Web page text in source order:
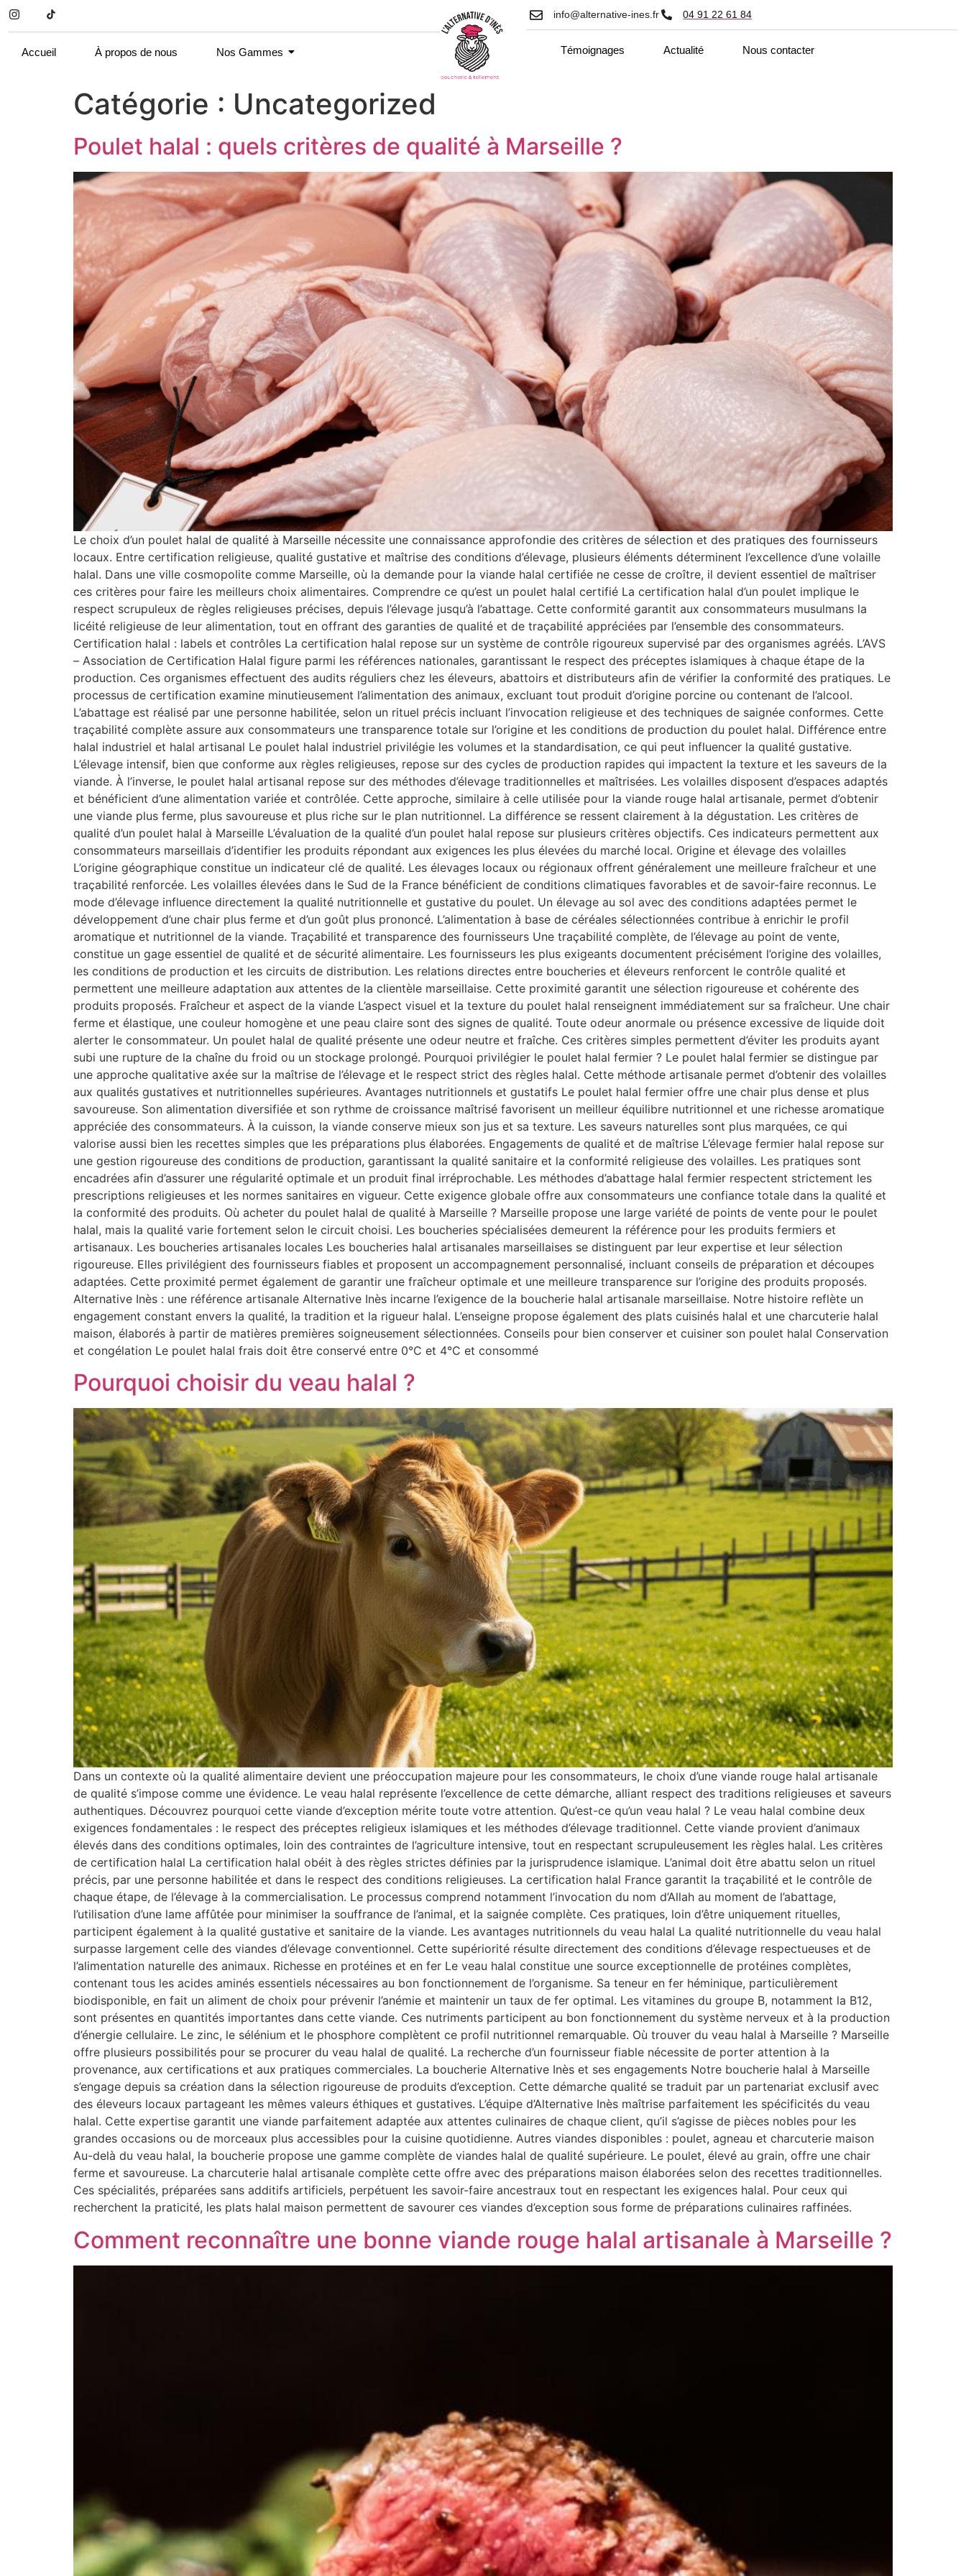
Accueil À propos de nous Nos Gammes
info@alternative-ines.fr 04 91 22 61 84
Témoignages Actualité Nous contacter
Catégorie : Uncategorized
Poulet halal : quels critères de qualité à Marseille ?
Le choix d’un poulet halal de qualité à Marseille nécessite une connaissance approfondie des critères de sélection et des pratiques des fournisseurs
locaux. Entre certification religieuse, qualité gustative et maîtrise des conditions d’élevage, plusieurs éléments déterminent l’excellence d’une volaille
halal. Dans une ville cosmopolite comme Marseille, où la demande pour la viande halal certifiée ne cesse de croître, il devient essentiel de maîtriser
ces critères pour faire les meilleurs choix alimentaires. Comprendre ce qu’est un poulet halal certifié La certification halal d’un poulet implique le
respect scrupuleux de règles religieuses précises, depuis l’élevage jusqu’à l’abattage. Cette conformité garantit aux consommateurs musulmans la
licéité religieuse de leur alimentation, tout en offrant des garanties de qualité et de traçabilité appréciées par l’ensemble des consommateurs.
Certification halal : labels et contrôles La certification halal repose sur un système de contrôle rigoureux supervisé par des organismes agréés. L’AVS
– Association de Certification Halal figure parmi les références nationales, garantissant le respect des préceptes islamiques à chaque étape de la
production. Ces organismes effectuent des audits réguliers chez les éleveurs, abattoirs et distributeurs afin de vérifier la conformité des pratiques. Le
processus de certification examine minutieusement l’alimentation des animaux, excluant tout produit d’origine porcine ou contenant de l’alcool.
L’abattage est réalisé par une personne habilitée, selon un rituel précis incluant l’invocation religieuse et des techniques de saignée conformes. Cette
traçabilité complète assure aux consommateurs une transparence totale sur l’origine et les conditions de production du poulet halal. Différence entre
halal industriel et halal artisanal Le poulet halal industriel privilégie les volumes et la standardisation, ce qui peut influencer la qualité gustative.
L’élevage intensif, bien que conforme aux règles religieuses, repose sur des cycles de production rapides qui impactent la texture et les saveurs de la
viande. À l’inverse, le poulet halal artisanal repose sur des méthodes d’élevage traditionnelles et maîtrisées. Les volailles disposent d’espaces adaptés
et bénéficient d’une alimentation variée et contrôlée. Cette approche, similaire à celle utilisée pour la viande rouge halal artisanale, permet d’obtenir
une viande plus ferme, plus savoureuse et plus riche sur le plan nutritionnel. La différence se ressent clairement à la dégustation. Les critères de
qualité d’un poulet halal à Marseille L’évaluation de la qualité d’un poulet halal repose sur plusieurs critères objectifs. Ces indicateurs permettent aux
consommateurs marseillais d’identifier les produits répondant aux exigences les plus élevées du marché local. Origine et élevage des volailles
L’origine géographique constitue un indicateur clé de qualité. Les élevages locaux ou régionaux offrent généralement une meilleure fraîcheur et une
traçabilité renforcée. Les volailles élevées dans le Sud de la France bénéficient de conditions climatiques favorables et de savoir-faire reconnus. Le
mode d’élevage influence directement la qualité nutritionnelle et gustative du poulet. Un élevage au sol avec des conditions adaptées permet le
développement d’une chair plus ferme et d’un goût plus prononcé. L’alimentation à base de céréales sélectionnées contribue à enrichir le profil
aromatique et nutritionnel de la viande. Traçabilité et transparence des fournisseurs Une traçabilité complète, de l’élevage au point de vente,
constitue un gage essentiel de qualité et de sécurité alimentaire. Les fournisseurs les plus exigeants documentent précisément l’origine des volailles,
les conditions de production et les circuits de distribution. Les relations directes entre boucheries et éleveurs renforcent le contrôle qualité et
permettent une meilleure adaptation aux attentes de la clientèle marseillaise. Cette proximité garantit une sélection rigoureuse et cohérente des
produits proposés. Fraîcheur et aspect de la viande L’aspect visuel et la texture du poulet halal renseignent immédiatement sur sa fraîcheur. Une chair
ferme et élastique, une couleur homogène et une peau claire sont des signes de qualité. Toute odeur anormale ou présence excessive de liquide doit
alerter le consommateur. Un poulet halal de qualité présente une odeur neutre et fraîche. Ces critères simples permettent d’éviter les produits ayant
subi une rupture de la chaîne du froid ou un stockage prolongé. Pourquoi privilégier le poulet halal fermier ? Le poulet halal fermier se distingue par
une approche qualitative axée sur la maîtrise de l’élevage et le respect strict des règles halal. Cette méthode artisanale permet d’obtenir des volailles
aux qualités gustatives et nutritionnelles supérieures. Avantages nutritionnels et gustatifs Le poulet halal fermier offre une chair plus dense et plus
savoureuse. Son alimentation diversifiée et son rythme de croissance maîtrisé favorisent un meilleur équilibre nutritionnel et une richesse aromatique
appréciée des consommateurs. À la cuisson, la viande conserve mieux son jus et sa texture. Les saveurs naturelles sont plus marquées, ce qui
valorise aussi bien les recettes simples que les préparations plus élaborées. Engagements de qualité et de maîtrise L’élevage fermier halal repose sur
une gestion rigoureuse des conditions de production, garantissant la qualité sanitaire et la conformité religieuse des volailles. Les pratiques sont
encadrées afin d’assurer une régularité optimale et un produit final irréprochable. Les méthodes d’abattage halal fermier respectent strictement les
prescriptions religieuses et les normes sanitaires en vigueur. Cette exigence globale offre aux consommateurs une confiance totale dans la qualité et
la conformité des produits. Où acheter du poulet halal de qualité à Marseille ? Marseille propose une large variété de points de vente pour le poulet
halal, mais la qualité varie fortement selon le circuit choisi. Les boucheries spécialisées demeurent la référence pour les produits fermiers et
artisanaux. Les boucheries artisanales locales Les boucheries halal artisanales marseillaises se distinguent par leur expertise et leur sélection
rigoureuse. Elles privilégient des fournisseurs fiables et proposent un accompagnement personnalisé, incluant conseils de préparation et découpes
adaptées. Cette proximité permet également de garantir une fraîcheur optimale et une meilleure transparence sur l’origine des produits proposés.
Alternative Inès : une référence artisanale Alternative Inès incarne l’exigence de la boucherie halal artisanale marseillaise. Notre histoire reflète un
engagement constant envers la qualité, la tradition et la rigueur halal. L’enseigne propose également des plats cuisinés halal et une charcuterie halal
maison, élaborés à partir de matières premières soigneusement sélectionnées. Conseils pour bien conserver et cuisiner son poulet halal Conservation
et congélation Le poulet halal frais doit être conservé entre 0°C et 4°C et consommé
Pourquoi choisir du veau halal ?
Dans un contexte où la qualité alimentaire devient une préoccupation majeure pour les consommateurs, le choix d’une viande rouge halal artisanale
de qualité s’impose comme une évidence. Le veau halal représente l’excellence de cette démarche, alliant respect des traditions religieuses et saveurs
authentiques. Découvrez pourquoi cette viande d’exception mérite toute votre attention. Qu’est-ce qu’un veau halal ? Le veau halal combine deux
exigences fondamentales : le respect des préceptes religieux islamiques et les méthodes d’élevage traditionnel. Cette viande provient d’animaux
élevés dans des conditions optimales, loin des contraintes de l’agriculture intensive, tout en respectant scrupuleusement les règles halal. Les critères
de certification halal La certification halal obéit à des règles strictes définies par la jurisprudence islamique. L’animal doit être abattu selon un rituel
précis, par une personne habilitée et dans le respect des conditions religieuses. La certification halal France garantit la traçabilité et le contrôle de
chaque étape, de l’élevage à la commercialisation. Le processus comprend notamment l’invocation du nom d’Allah au moment de l’abattage,
l’utilisation d’une lame affûtée pour minimiser la souffrance de l’animal, et la saignée complète. Ces pratiques, loin d’être uniquement rituelles,
participent également à la qualité gustative et sanitaire de la viande. Les avantages nutritionnels du veau halal La qualité nutritionnelle du veau halal
surpasse largement celle des viandes d’élevage conventionnel. Cette supériorité résulte directement des conditions d’élevage respectueuses et de
l’alimentation naturelle des animaux. Richesse en protéines et en fer Le veau halal constitue une source exceptionnelle de protéines complètes,
contenant tous les acides aminés essentiels nécessaires au bon fonctionnement de l’organisme. Sa teneur en fer héminique, particulièrement
biodisponible, en fait un aliment de choix pour prévenir l’anémie et maintenir un taux de fer optimal. Les vitamines du groupe B, notamment la B12,
sont présentes en quantités importantes dans cette viande. Ces nutriments participent au bon fonctionnement du système nerveux et à la production
d’énergie cellulaire. Le zinc, le sélénium et le phosphore complètent ce profil nutritionnel remarquable. Où trouver du veau halal à Marseille ? Marseille
offre plusieurs possibilités pour se procurer du veau halal de qualité. La recherche d’un fournisseur fiable nécessite de porter attention à la
provenance, aux certifications et aux pratiques commerciales. La boucherie Alternative Inès et ses engagements Notre boucherie halal à Marseille
s’engage depuis sa création dans la sélection rigoureuse de produits d’exception. Cette démarche qualité se traduit par un partenariat exclusif avec
des éleveurs locaux partageant les mêmes valeurs éthiques et gustatives. L’équipe d’Alternative Inès maîtrise parfaitement les spécificités du veau
halal. Cette expertise garantit une viande parfaitement adaptée aux attentes culinaires de chaque client, qu’il s’agisse de pièces nobles pour les
grandes occasions ou de morceaux plus accessibles pour la cuisine quotidienne. Autres viandes disponibles : poulet, agneau et charcuterie maison
Au-delà du veau halal, la boucherie propose une gamme complète de viandes halal de qualité supérieure. Le poulet, élevé au grain, offre une chair
ferme et savoureuse. La charcuterie halal artisanale complète cette offre avec des préparations maison élaborées selon des recettes traditionnelles.
Ces spécialités, préparées sans additifs artificiels, perpétuent les savoir-faire ancestraux tout en respectant les exigences halal. Pour ceux qui
recherchent la praticité, les plats halal maison permettent de savourer ces viandes d’exception sous forme de préparations culinaires raffinées.
Comment reconnaître une bonne viande rouge halal artisanale à Marseille ?